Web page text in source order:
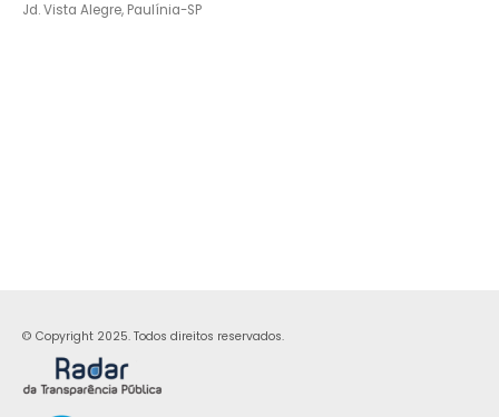
Jd. Vista Alegre, Paulínia-SP
© Copyright 2025. Todos direitos reservados.